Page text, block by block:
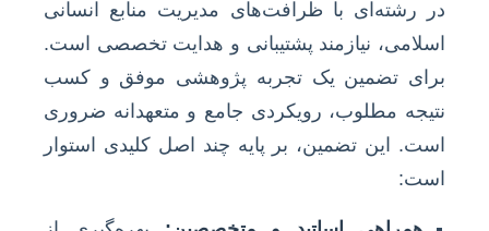
در رشته‌ای با ظرافت‌های مدیریت منابع انسانی
اسلامی، نیازمند پشتیبانی و هدایت تخصصی است.
برای تضمین یک تجربه پژوهشی موفق و کسب
نتیجه مطلوب، رویکردی جامع و متعهدانه ضروری
است. این تضمین، بر پایه چند اصل کلیدی استوار
است: